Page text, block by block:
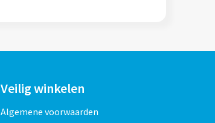
Veilig winkelen
Algemene voorwaarden